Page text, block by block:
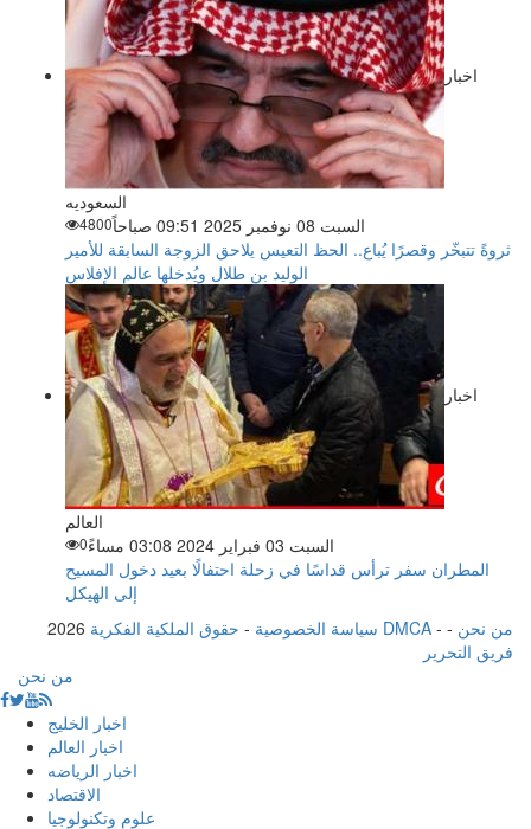
اخبار
السعوديه
السبت 08 نوفمبر 2025 09:51 صباحاً
4800
ثروةً تتبخّر وقصرًا يُباع.. الحظ التعيس يلاحق الزوجة السابقة للأمير
الوليد بن طلال ويُدخلها عالم الإفلاس
اخبار
العالم
السبت 03 فبراير 2024 03:08 مساءً
0
المطران سفر ترأس قداسًا في زحلة احتفالًا بعيد دخول المسيح
إلى الهيكل
2026
سياسة الخصوصية - حقوق الملكية الفكرية DMCA - من نحن -
فريق التحرير
من نحن
اخبار الخليج
اخبار العالم
اخبار الرياضه
الاقتصاد
علوم وتكنولوجيا